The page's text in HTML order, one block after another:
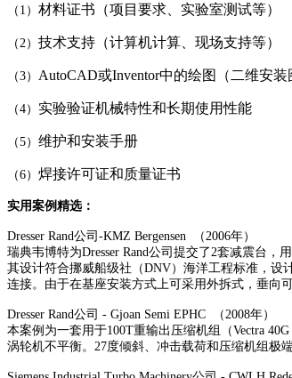
（1） 材料证书（项目要求、实验室测试等）
（2） 技术支持（计算机计算、现场支持等）
（3） AutoCAD或Inventor中的绘图（二维安装
（4） 实验验证机械特性和长期使用性能
（5） 维护和安装手册
（6） 焊接许可证和质量证书
实用案例精选：
Dresser Rand公司-KMZ Bergensen （2006年）
瑞典韦博特为Dresser Rand公司提交了2套减震台，
其设计符合挪威船级社（DNV）海洋工程标准，设
连接。由于在基座安装方式上可采用外拆式，垂向
Dresser Rand公司 - Gjoan Semi EPHC （2008年）
本案例为一套用于100T重输出压缩机组（Vectra
涡轮机不平衡。27度倾斜、冲击载荷和压缩机组极